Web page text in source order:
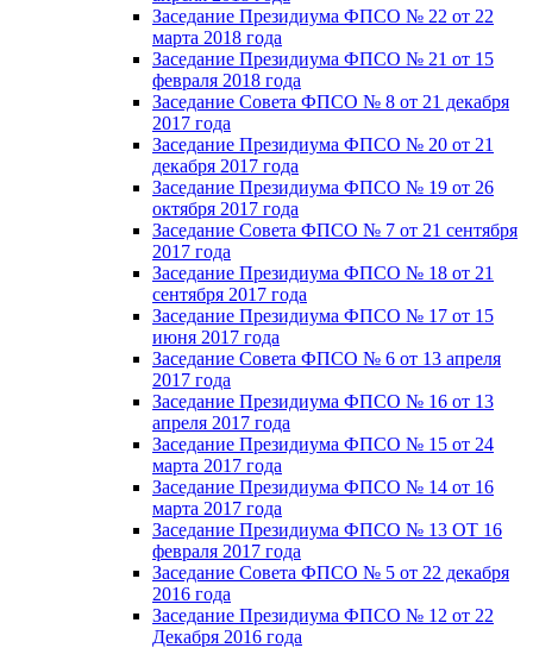
Заседание Президиума ФПСО № 22 от 22
марта 2018 года
Заседание Президиума ФПСО № 21 от 15
февраля 2018 года
Заседание Совета ФПСО № 8 от 21 декабря
2017 года
Заседание Президиума ФПСО № 20 от 21
декабря 2017 года
Заседание Президиума ФПСО № 19 от 26
октября 2017 года
Заседание Совета ФПСО № 7 от 21 сентября
2017 года
Заседание Президиума ФПСО № 18 от 21
сентября 2017 года
Заседание Президиума ФПСО № 17 от 15
июня 2017 года
Заседание Совета ФПСО № 6 от 13 апреля
2017 года
Заседание Президиума ФПСО № 16 от 13
апреля 2017 года
Заседание Президиума ФПСО № 15 от 24
марта 2017 года
Заседание Президиума ФПСО № 14 от 16
марта 2017 года
Заседание Президиума ФПСО № 13 ОТ 16
февраля 2017 года
Заседание Совета ФПСО № 5 от 22 декабря
2016 года
Заседание Президиума ФПСО № 12 от 22
Декабря 2016 года